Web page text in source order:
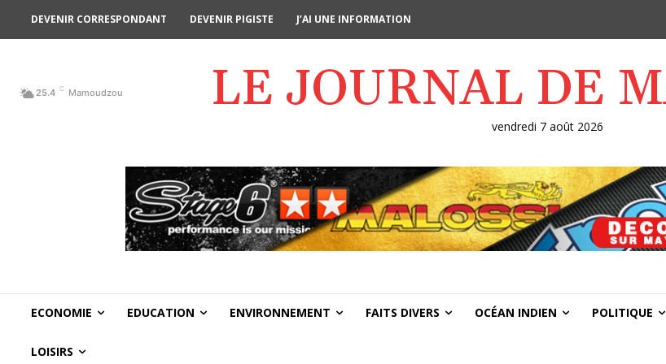
DEVENIR CORRESPONDANT DEVENIR PIGISTE J’AI UNE INFORMATION
25.4 C Mamoudzou LE JOURNAL DE
vendredi 7 août 2026
ECONOMIE EDUCATION ENVIRONNEMENT FAITS DIVERS OCÉAN INDIEN POLITIQUE
LOISIRS